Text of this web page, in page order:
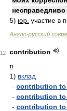
5) юр. участие в
Англо-русский
12
contribution
n
1) вклад
- contribution to
- contribution to
- contribution